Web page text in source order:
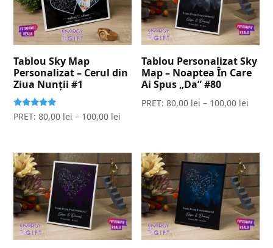
Tablou Sky Map
Personalizat – Cerul din
Ziua Nunții #1
Evaluat la
5.00
PRET:80,00 lei – 100,00 lei
Tablou Personalizat Sky
Map – Noaptea În Care
Ai Spus „Da” #80
PRET:80,00 lei – 100,00 lei